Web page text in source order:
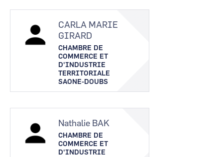
CARLA MARIE
GIRARD
CHAMBRE DE
COMMERCE ET
D'INDUSTRIE
TERRITORIALE
SAONE-DOUBS
Nathalie BAK
CHAMBRE DE
COMMERCE ET
D'INDUSTRIE